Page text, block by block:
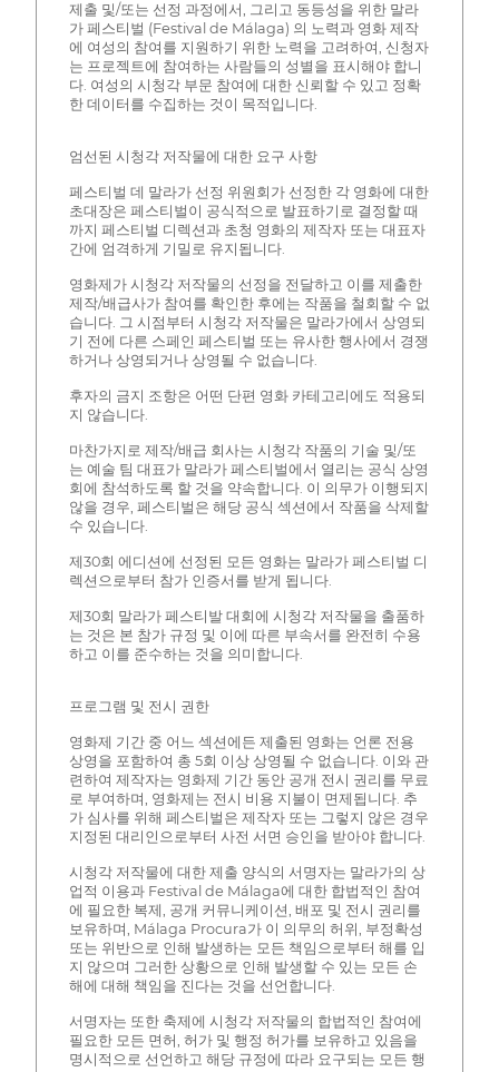
제출 및/또는 선정 과정에서, 그리고 동등성을 위한 말라
가 페스티벌 (Festival de Málaga) 의 노력과 영화 제작
에 여성의 참여를 지원하기 위한 노력을 고려하여, 신청자
는 프로젝트에 참여하는 사람들의 성별을 표시해야 합니
다. 여성의 시청각 부문 참여에 대한 신뢰할 수 있고 정확
한 데이터를 수집하는 것이 목적입니다.
엄선된 시청각 저작물에 대한 요구 사항
페스티벌 데 말라가 선정 위원회가 선정한 각 영화에 대한
초대장은 페스티벌이 공식적으로 발표하기로 결정할 때
까지 페스티벌 디렉션과 초청 영화의 제작자 또는 대표자
간에 엄격하게 기밀로 유지됩니다.
영화제가 시청각 저작물의 선정을 전달하고 이를 제출한
제작/배급사가 참여를 확인한 후에는 작품을 철회할 수 없
습니다. 그 시점부터 시청각 저작물은 말라가에서 상영되
기 전에 다른 스페인 페스티벌 또는 유사한 행사에서 경쟁
하거나 상영되거나 상영될 수 없습니다.
후자의 금지 조항은 어떤 단편 영화 카테고리에도 적용되
지 않습니다.
마찬가지로 제작/배급 회사는 시청각 작품의 기술 및/또
는 예술 팀 대표가 말라가 페스티벌에서 열리는 공식 상영
회에 참석하도록 할 것을 약속합니다. 이 의무가 이행되지
않을 경우, 페스티벌은 해당 공식 섹션에서 작품을 삭제할
수 있습니다.
제30회 에디션에 선정된 모든 영화는 말라가 페스티벌 디
렉션으로부터 참가 인증서를 받게 됩니다.
제30회 말라가 페스티발 대회에 시청각 저작물을 출품하
는 것은 본 참가 규정 및 이에 따른 부속서를 완전히 수용
하고 이를 준수하는 것을 의미합니다.
프로그램 및 전시 권한
영화제 기간 중 어느 섹션에든 제출된 영화는 언론 전용
상영을 포함하여 총 5회 이상 상영될 수 없습니다. 이와 관
련하여 제작자는 영화제 기간 동안 공개 전시 권리를 무료
로 부여하며, 영화제는 전시 비용 지불이 면제됩니다. 추
가 심사를 위해 페스티벌은 제작자 또는 그렇지 않은 경우
지정된 대리인으로부터 사전 서면 승인을 받아야 합니다.
시청각 저작물에 대한 제출 양식의 서명자는 말라가의 상
업적 이용과 Festival de Málaga에 대한 합법적인 참여
에 필요한 복제, 공개 커뮤니케이션, 배포 및 전시 권리를
보유하며, Málaga Procura가 이 의무의 허위, 부정확성
또는 위반으로 인해 발생하는 모든 책임으로부터 해를 입
지 않으며 그러한 상황으로 인해 발생할 수 있는 모든 손
해에 대해 책임을 진다는 것을 선언합니다.
서명자는 또한 축제에 시청각 저작물의 합법적인 참여에
필요한 모든 면허, 허가 및 행정 허가를 보유하고 있음을
명시적으로 선언하고 해당 규정에 따라 요구되는 모든 행